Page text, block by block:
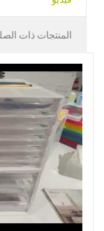
المنتجات ذات